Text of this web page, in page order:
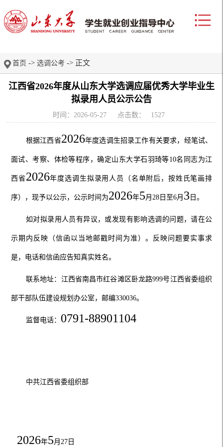
首页 -> 选调公考 -> 正文
江西省2026年度从山东大学选调应届优秀大学毕业生
拟录用人员公示公告
时间：2026-05-27 点击数： 1527
根据江西省2026年度选调生招录工作有关要求， 经笔试、
面试、考察、体检等程序，确定山东大学石羽琦等10名 同志为江
西省 2026年度选调生拟录用人员 （名单附后，按姓氏笔画排
序） ，现予以公示，公示时间为2026年5月 28日至6月 3 日。
如对拟录用人员有异议 ，或发现有影响选调的问题，请在公
示期内反映（信函以当地邮戳时间为准）。反映问题要实事求
是，电话和信函应告知真实姓名。
联系地址：江西省南昌市红谷滩区卧龙路999号江西省委组织
部干部队伍建设规划办公室 ，邮编330036。
监督电话： 0791-88901104
中共江西省委组织部
2026年5月 27日